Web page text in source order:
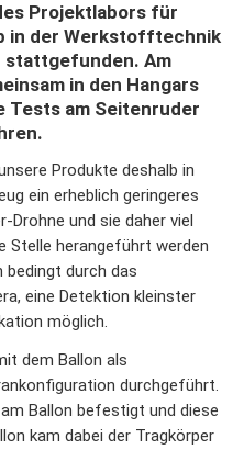
Projektlabors für
in der Werkstofftechnik
stattgefunden. Am
in den Hangars
Tests am Seitenruder
Produkte deshalb in
ein erheblich geringeres
Drohne und sie daher viel
Stelle herangeführt werden
bedingt durch das
eine Detektion kleinster
möglich.
dem Ballon als
durchgeführt.
Ballon befestigt und diese
kam dabei der Tragkörper